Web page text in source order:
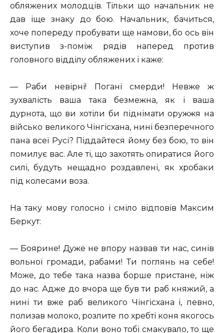
обляжених молодців. Тільки що начальник не
дав іще знаку до бою. Начальник, бачиться,
хоче попереду пробувати ще намови, бо ось він
виступив з-поміж рядів наперед против
головного відділу обляжених і каже:
— Раби невірні! Погані смерди! Невже ж
зухвалість ваша така безмежна, як і ваша
дурнота, що ви хотіли би піднімати оружжя на
військо великого Чінгісхана, нині безперечного
пана всеї Русі? Піддайтеся йому без бою, то він
помилує вас. Але ті, що захотять опиратися його
силі, будуть нещадно роздавлені, як хробаки
під колесами воза.
На таку мову голосно і сміло відповів Максим
Беркут:
— Боярине! Дуже не впору назвав ти нас, синів
вольної громади, рабами! Ти поглянь на себе!
Може, до тебе така назва борше пристане, ніж
до нас. Адже до вчора ще був ти раб княжий, а
нині ти вже раб великого Чінгісхана і, певно,
полизав молоко, розлите по хребті коня якогось
його бегадира. Коли воно тобі смакувало, то ще